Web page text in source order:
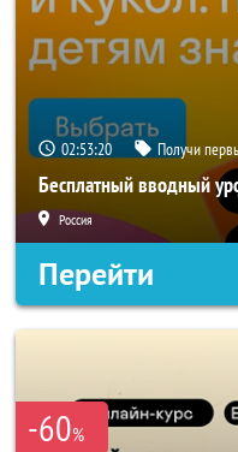
02:53:18 Получи
Бесплатный вводный
Россия
Перейти
-60%